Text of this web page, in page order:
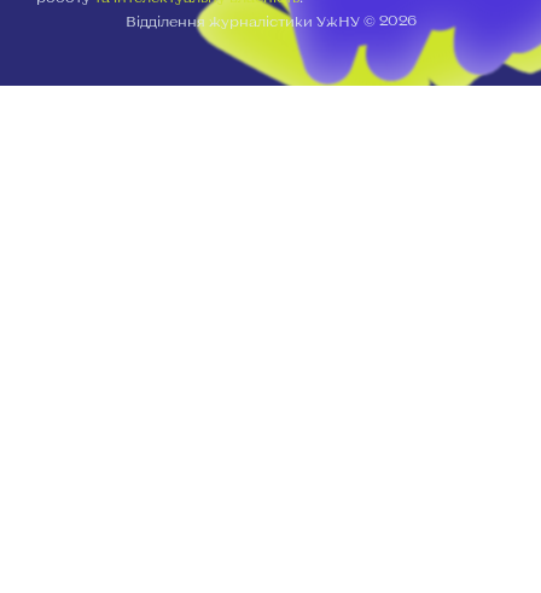
Відділення журналістики УжНУ © 2026